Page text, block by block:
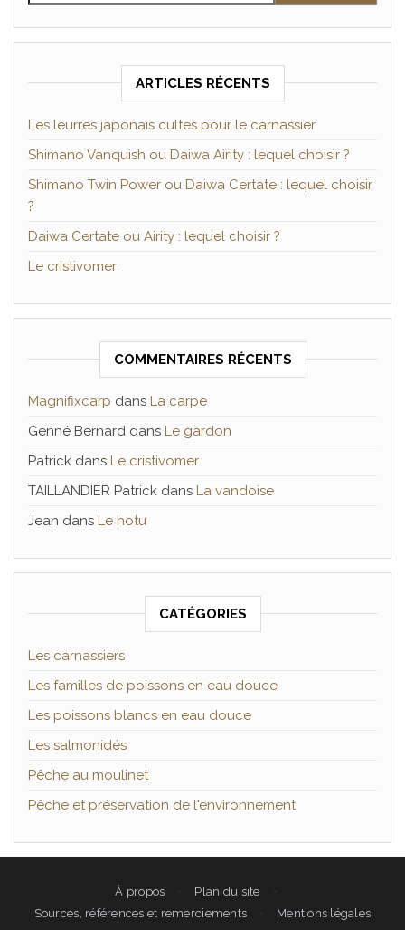
ARTICLES RÉCENTS
Les leurres japonais cultes pour le carnassier
Shimano Vanquish ou Daiwa Airity : lequel choisir ?
Shimano Twin Power ou Daiwa Certate : lequel choisir
?
Daiwa Certate ou Airity : lequel choisir ?
Le cristivomer
COMMENTAIRES RÉCENTS
Magnifixcarp dans La carpe
Genné Bernard dans Le gardon
Patrick dans Le cristivomer
TAILLANDIER Patrick dans La vandoise
Jean dans Le hotu
CATÉGORIES
Les carnassiers
Les familles de poissons en eau douce
Les poissons blancs en eau douce
Les salmonidés
Pêche au moulinet
Pêche et préservation de l'environnement
À propos
Plan du site
Sources, références et remerciements
Mentions légales